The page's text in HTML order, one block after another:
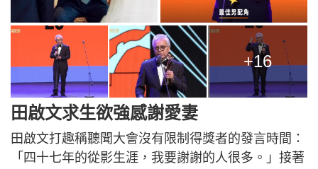
+16
田啟文求生欲強感謝愛妻
田啟文打趣稱聽聞大會沒有限制得獎者的發言時間：
「四十七年的從影生涯，我要謝謝的人很多。」接著